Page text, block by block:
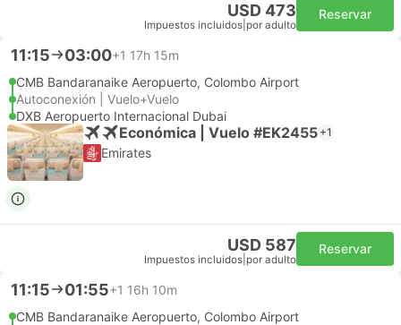
USD 473
Impuestos incluidos por adulto
Reservar
11:15 03:00+1 17h 15m
CMB Bandaranaike Aeropuerto, Colombo Airport
Autoconexión | Vuelo+Vuelo
DXB Aeropuerto Internacional Dubai
Económica | Vuelo #EK2455 +1
Emirates
USD 587
Impuestos incluidos por adulto
Reservar
11:15 01:55+1 16h 10m
CMB Bandaranaike Aeropuerto, Colombo Airport